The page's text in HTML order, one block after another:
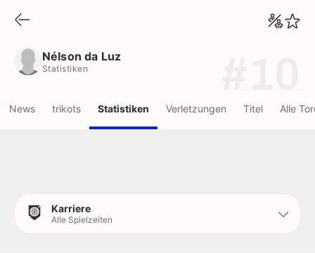
Nélson da Luz
Statistiken
News trikots Statistiken Verletzungen Titel Alle
Karriere
Alle Spielzeiten